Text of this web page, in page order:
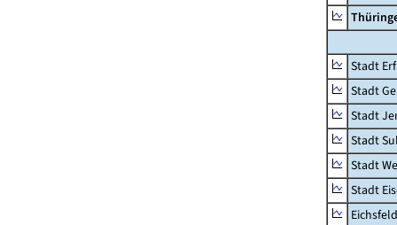
Stadt
Stadt
Stadt
Stadt
Stadt
Stadt
Eichsfeld